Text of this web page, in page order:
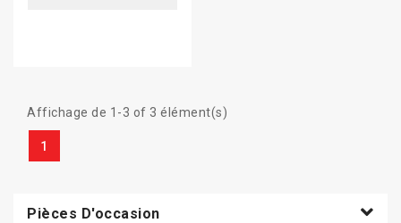
Affichage de 1-3 of 3 élément(s)
1
Pièces D'occasion